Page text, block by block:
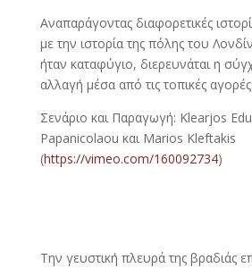
Αναπαράγοντας διαφορετικές
με την ιστορία της πόλης του
ήταν καταφύγιο, διερευνάται η
αλλαγή μέσα από τις τοπικές αγορές.
Σενάριο και Παραγωγή: Klearjos
Papanicolaou και Marios Kleftakis
(https://vimeo.com/160092734)
Την γευστική πλευρά της βραδιάς